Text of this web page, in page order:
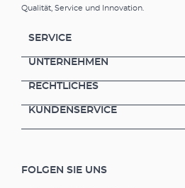
Qualität, Service und Innovation.
SERVICE
UNTERNEHMEN
RECHTLICHES
KUNDENSERVICE
FOLGEN SIE UNS